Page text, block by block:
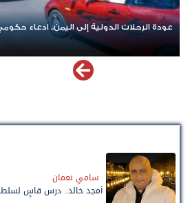
عودة الرحلات الدولية إلى اليمن.. ادعاء
سامي نعمان
أمجد خالد.. درس قاسٍ